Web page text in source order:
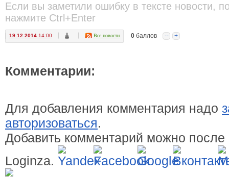
Если вы заметили ошибку в тексте новости,
нажмите Ctrl+Enter
19.12.2014 14:00 Все новости 0 баллов -- +
Комментарии:
Для добавления комментария надо
авторизоваться.
Добавить комментарий можно после
Loginza.